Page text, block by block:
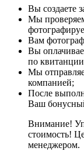
Вы создаете
Мы
Вам
Вы
по
Мы
компанией;
После
Ваш
Внимание!
стоимость!
менеджером.